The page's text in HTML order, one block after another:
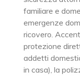
familiare e
emergenze
ricovero.
protezione
addetti
in casa), la